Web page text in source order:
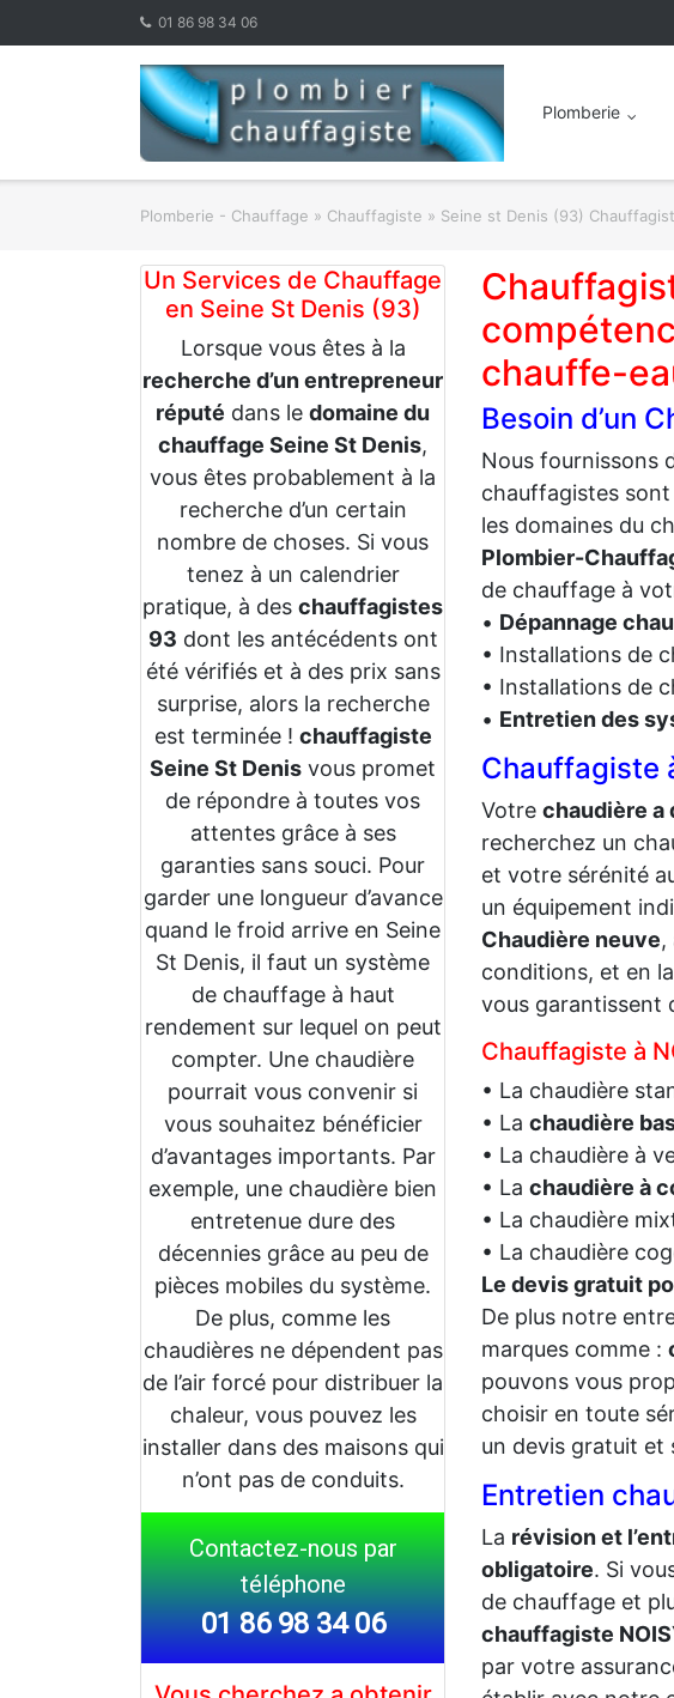
01 86 98 34 06
Plomberie
Plomberie - Chauffage » Chauffagiste » Seine st Denis (93)
Un Services de Chauffage
en Seine St Denis (93)
Lorsque vous êtes à la
recherche d’un entrepreneur
réputé dans le domaine du
chauffage Seine St Denis,
vous êtes probablement à la
recherche d’un certain
nombre de choses. Si vous
tenez à un calendrier
pratique, à des chauffagistes
93 dont les antécédents ont
été vérifiés et à des prix sans
surprise, alors la recherche
est terminée ! chauffagiste
Seine St Denis vous promet
de répondre à toutes vos
attentes grâce à ses
garanties sans souci. Pour
garder une longueur d’avance
quand le froid arrive en Seine
St Denis, il faut un système
de chauffage à haut
rendement sur lequel on peut
compter. Une chaudière
pourrait vous convenir si
vous souhaitez bénéficier
d’avantages importants. Par
exemple, une chaudière bien
entretenue dure des
décennies grâce au peu de
pièces mobiles du système.
De plus, comme les
chaudières ne dépendent pas
de l’air forcé pour distribuer la
chaleur, vous pouvez les
installer dans des maisons qui
n’ont pas de conduits.
Contactez-nous par
téléphone
01 86 98 34 06
chauffe-
Besoin d’un
Nous fournissons
chauffagistes
les domaines du
Plombier-
de chauffage à
• Dépannage
• Installations de
• Installations de
• Entretien des
Chauffagiste
Votre chaudière a
recherchez un
et votre sérénité
un équipement
Chaudière neuve,
conditions, et en
vous garantissent
Chauffagiste à
• La chaudière
• La chaudière
• La chaudière à
• La chaudière à
• La chaudière
• La chaudière
Le devis gratuit
De plus notre
marques comme :
pouvons vous
choisir en toute
un devis gratuit et
Entretien
La révision et
obligatoire. Si
de chauffage et
chauffagiste
par votre